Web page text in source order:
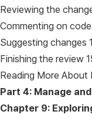
Reviewing the
Commenting on
Suggesting changes
Finishing the review
Reading More About
Part 4: Manage
Chapter 9: